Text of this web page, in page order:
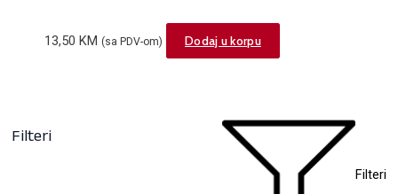
Filteri
Filteri
13,50 KM (sa PDV-om) Dodaj u korpu